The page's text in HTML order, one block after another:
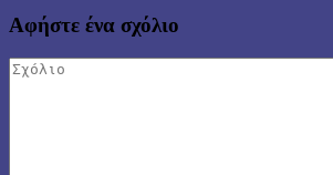
Αφήστε ένα σχόλιο